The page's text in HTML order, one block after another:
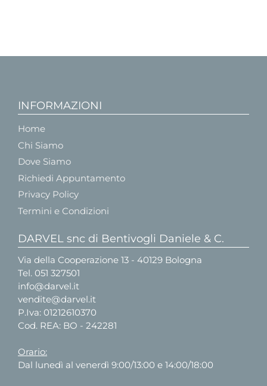
INFORMAZIONI
Home
Chi Siamo
Dove Siamo
Richiedi Appuntamento
Privacy Policy
Termini e Condizioni
DARVEL snc di Bentivogli Daniele & C.
Via della Cooperazione 13 - 40129 Bologna
Tel. 051 327501
info@darvel.it
vendite@darvel.it
P.Iva: 01212610370
Cod. REA: BO - 242281
Orario:
Dal lunedì al venerdì 9:00/13:00 e 14:00/18:00